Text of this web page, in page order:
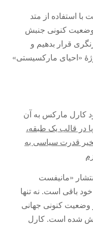
استفاده از متد
کنونی جنبش
قرار بدهیم و
« احیای مارکسیستی»
کارل مارکس به آن
در قالب یک طبقه،
قدرت سیاسی به
«مانیفست
خود باقی است. نه تنها
وضعیت کنونی جهانی
شده است. کارل